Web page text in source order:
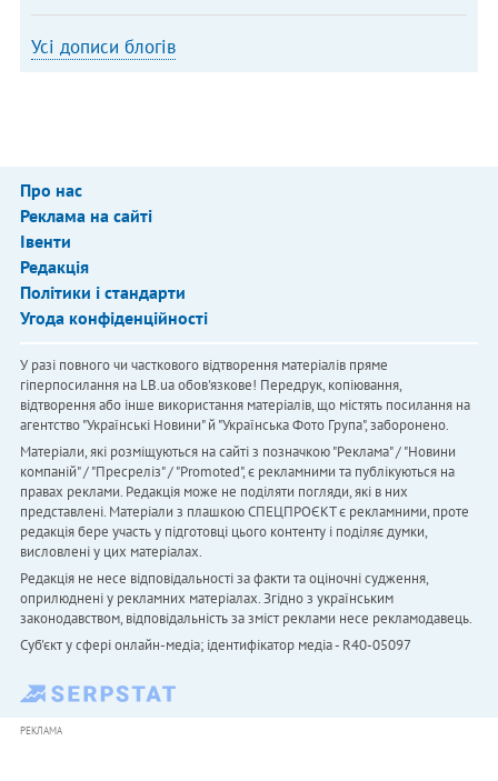
Усі дописи блогів
Про нас
Реклама на сайті
Івенти
Редакція
Політики і стандарти
Угода конфіденційності
У разі повного чи часткового відтворення матеріалів пряме
гіперпосилання на LB.ua обов'язкове! Передрук, копіювання,
відтворення або інше використання матеріалів, що містять посилання на
агентство "Українськi Новини" й "Українська Фото Група", заборонено.
Матеріали, які розміщуються на сайті з позначкою "Реклама" / "Новини
компаній" / "Пресреліз" / "Promoted", є рекламними та публікуються на
правах реклами. Редакція може не поділяти погляди, які в них
представлені. Матеріали з плашкою СПЕЦПРОЄКТ є рекламними, проте
редакція бере участь у підготовці цього контенту і поділяє думки,
висловлені у цих матеріалах.
Редакція не несе відповідальності за факти та оціночні судження,
оприлюднені у рекламних матеріалах. Згідно з українським
законодавством, відповідальність за зміст реклами несе рекламодавець.
Cуб'єкт у сфері онлайн-медіа; ідентифікатор медіа - R40-05097
РЕКЛАМА